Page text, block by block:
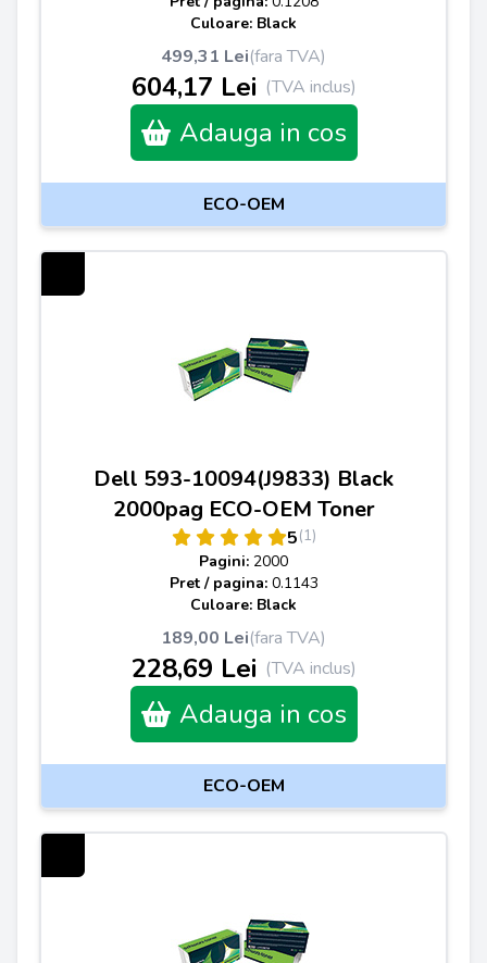
Culoare: Black
499,31 Lei(fara TVA)
604,17 Lei (TVA inclus)
Adauga in cos
ECO-OEM
Dell 593-10094(J9833) Black
2000pag ECO-OEM Toner
5(1)
Pagini: 2000
Pret / pagina: 0.1143
Culoare: Black
189,00 Lei(fara TVA)
228,69 Lei (TVA inclus)
Adauga in cos
ECO-OEM